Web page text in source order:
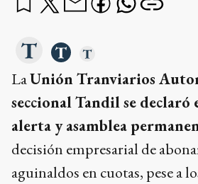
LaUnión Tranviarios
seccional Tandil se declaró
alerta y asamblea
decisión empresarial de
aguinaldos en cuotas, pese a